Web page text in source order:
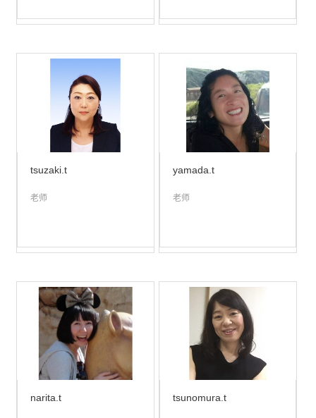
tsuzaki.t
老师
yamada.t
老师
narita.t tsunomura.t